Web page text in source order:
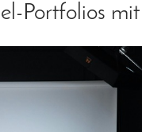
Portfolios